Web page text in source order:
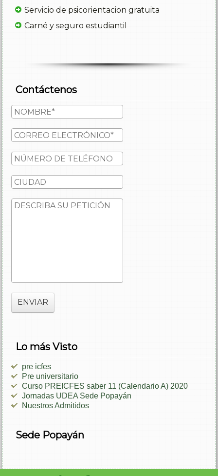
Servicio de psicorientacion gratuita
Carné y seguro estudiantil
Contáctenos
ENVIAR
Lo más Visto
pre icfes
Pre universitario
Curso PREICFES saber 11 (Calendario A) 2020
Jornadas UDEA Sede Popayán
Nuestros Admitidos
Sede Popayán